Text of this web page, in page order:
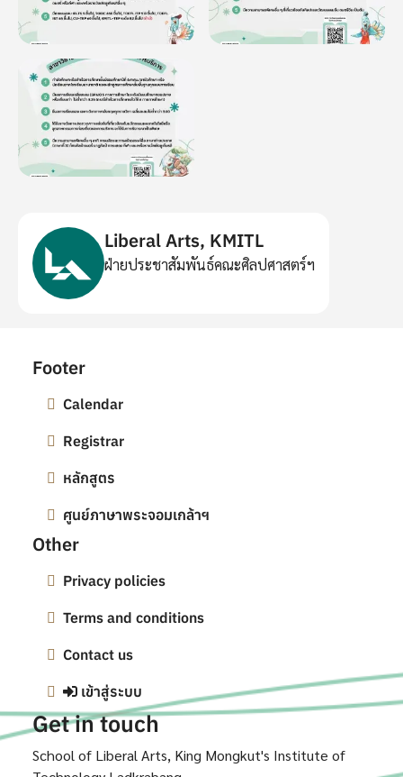
Liberal Arts, KMITL
ฝ่ายประชาสัมพันธ์คณะศิลปศาสตร์ฯ
Footer
Calendar
Registrar
หลักสูตร
ศูนย์ภาษาพระจอมเกล้าฯ
Other
Privacy policies
Terms and conditions
Contact us
เข้าสู่ระบบ
Get in touch
School of Liberal Arts, King Mongkut's Institute of